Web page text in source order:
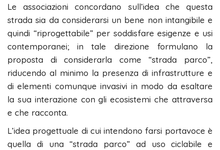
Le associazioni concordano sull’idea che questa
strada sia da considerarsi un bene non intangibile e
quindi “riprogettabile” per soddisfare esigenze e usi
contemporanei; in tale direzione formulano la
proposta di considerarla come “strada parco”,
riducendo al minimo la presenza di infrastrutture e
di elementi comunque invasivi in modo da esaltare
la sua interazione con gli ecosistemi che attraversa
e che racconta.
L’idea progettuale di cui intendono farsi portavoce è
quella di una “strada parco” ad uso ciclabile e